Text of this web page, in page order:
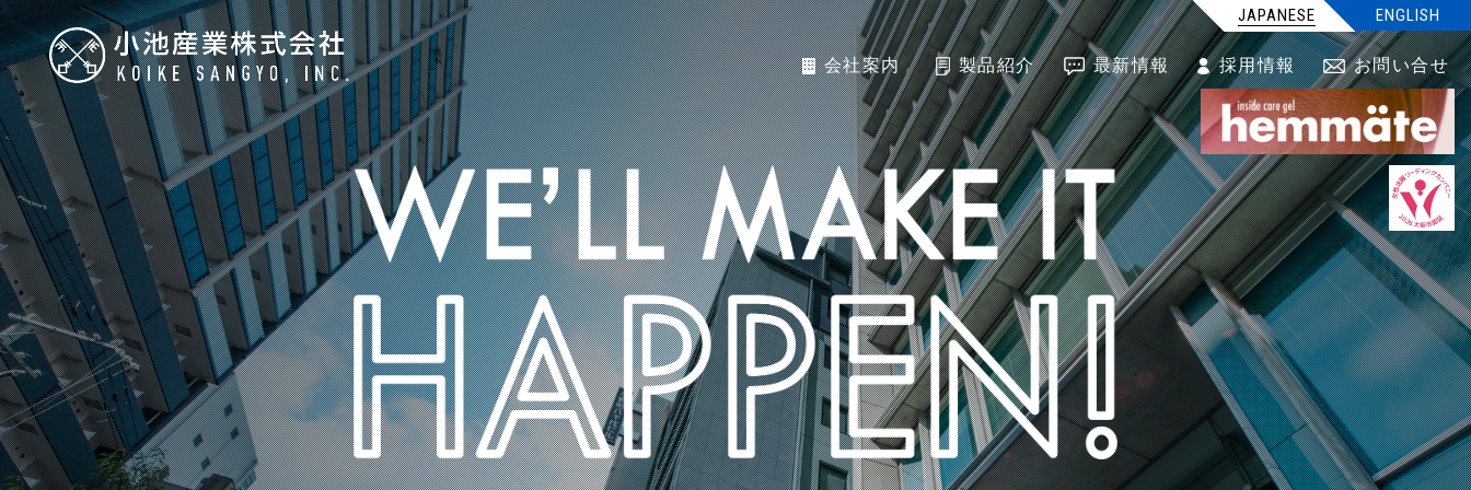
JAPANESE ENGLISH
会社案内 製品紹介 最新情報 採用情報 お問い合せ